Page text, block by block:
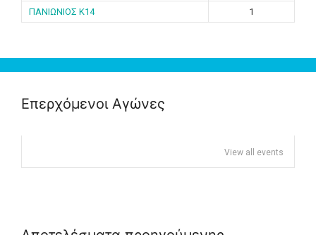
ΠΑΝΙΩΝΙΟΣ K14
1
Επερχόμενοι Αγώνες
View all events